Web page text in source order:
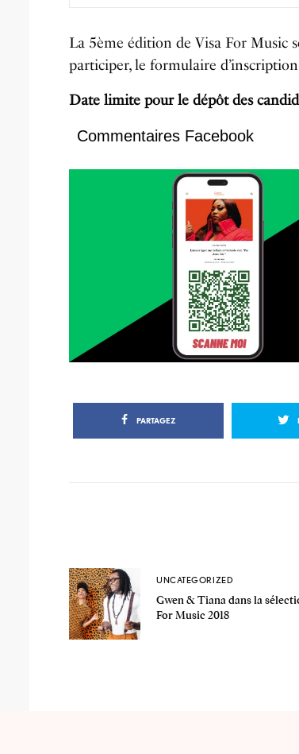
La 5ème édition de Visa For Music
participer, le formulaire
Date limite pour le dépôt des
Commentaires Facebook
PARTAGEZ
UNCATEGORIZED
Gwen & Tiana dans la
For Music 2018